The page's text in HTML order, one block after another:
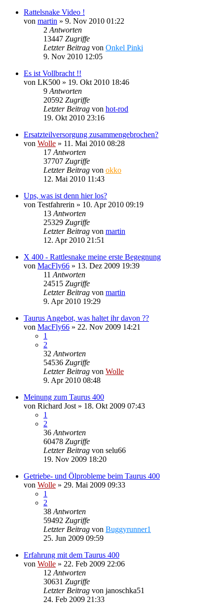
Rattelsnake Video !
von martin » 9. Nov 2010 01:22
2 Antworten
13447 Zugriffe
Letzter Beitrag von Onkel Pinki
9. Nov 2010 12:05
Es ist Vollbracht !!
von LK500 » 19. Okt 2010 18:46
9 Antworten
20592 Zugriffe
Letzter Beitrag von hot-rod
19. Okt 2010 23:16
Ersatzteilversorgung zusammengebrochen?
von Wolle » 11. Mai 2010 08:28
17 Antworten
37707 Zugriffe
Letzter Beitrag von okko
12. Mai 2010 11:43
Ups, was ist denn hier los?
von Testfahrerin » 10. Apr 2010 09:19
13 Antworten
25329 Zugriffe
Letzter Beitrag von martin
12. Apr 2010 21:51
X 400 - Rattlesnake meine erste Begegnung
von MacFly66 » 13. Dez 2009 19:39
11 Antworten
24515 Zugriffe
Letzter Beitrag von martin
9. Apr 2010 19:29
Taurus Angebot, was haltet ihr davon ??
von MacFly66 » 22. Nov 2009 14:21
1
2
32 Antworten
54536 Zugriffe
Letzter Beitrag von Wolle
9. Apr 2010 08:48
Meinung zum Taurus 400
von Richard Jost » 18. Okt 2009 07:43
1
2
36 Antworten
60478 Zugriffe
Letzter Beitrag von selu66
19. Nov 2009 18:20
Getriebe- und Ölprobleme beim Taurus 400
von Wolle » 29. Mai 2009 09:33
1
2
38 Antworten
59492 Zugriffe
Letzter Beitrag von Buggyrunner1
25. Jun 2009 09:59
Erfahrung mit dem Taurus 400
von Wolle » 22. Feb 2009 22:06
12 Antworten
30631 Zugriffe
Letzter Beitrag von janoschka51
24. Feb 2009 21:33